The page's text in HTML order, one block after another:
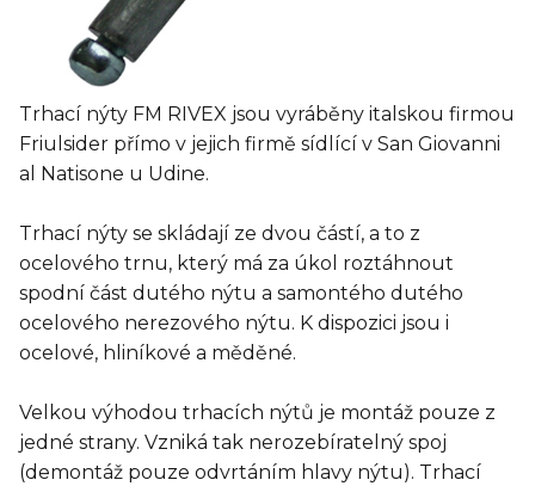
Trhací nýty FM RIVEX jsou vyráběny italskou firmou
Friulsider přímo v jejich firmě sídlící v San Giovanni
al Natisone u Udine.
Trhací nýty se skládají ze dvou částí, a to z
ocelového trnu, který má za úkol roztáhnout
spodní část dutého nýtu a samontého dutého
ocelového nerezového nýtu. K dispozici jsou i
ocelové, hliníkové a měděné.
Velkou výhodou trhacích nýtů je montáž pouze z
jedné strany. Vzniká tak nerozebíratelný spoj
(demontáž pouze odvrtáním hlavy nýtu). Trhací